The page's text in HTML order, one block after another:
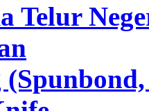
Telur